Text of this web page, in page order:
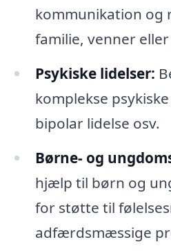
kommunikation og
familie, venner
Psykiske lidelser:
komplekse
bipolar lidelse osv.
Børne- og
hjælp til børn og
for støtte til
adfærdsmæssige